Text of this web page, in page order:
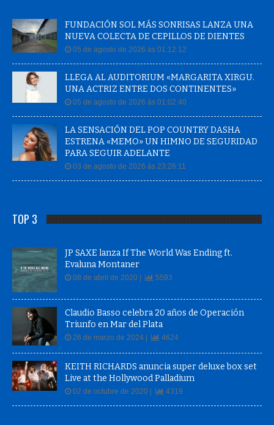
FUNDACIÓN SOL MÁS SONRISAS LANZA UNA
NUEVA COLECTA DE CEPILLOS DE DIENTES
05 de agosto de 2026 às 01:12:12
LLEGA AL AUDITORIUM «MARGARITA XIRGU.
UNA ACTRIZ ENTRE DOS CONTINENTES»
05 de agosto de 2026 às 01:02:40
LA SENSACIÓN DEL POP COUNTRY DASHA
ESTRENA «MEMO» UN HIMNO DE SEGURIDAD
PARA SEGUIR ADELANTE
03 de agosto de 2026 às 23:26:11
TOP 3
JP SAXE lanza If The World Was Ending ft.
Evaluna Montaner
08 de abril de 2020 | 5593
Claudio Basso celebra 20 años de Operación
Triunfo en Mar del Plata
26 de marzo de 2024 | 4624
KEITH RICHARDS anuncia super deluxe box set
Live at the Hollywood Palladium
02 de octubre de 2020 | 4319